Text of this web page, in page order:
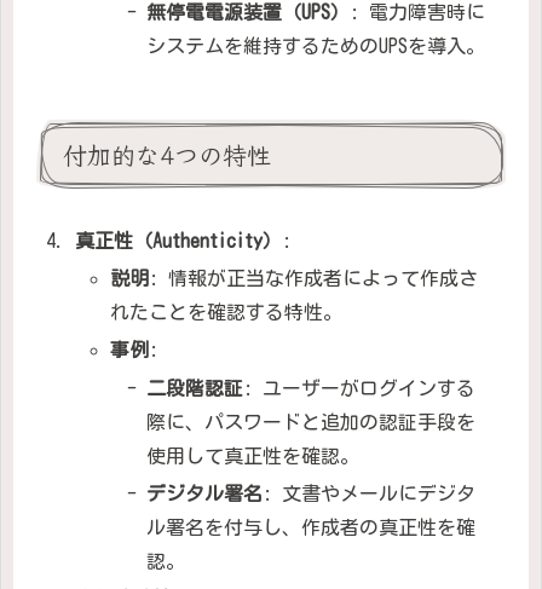
無停電電源装置（UPS）
: 電力障害時に
システムを維持するためのUPSを導入。
付加的な4つの特性
真正性（Authenticity）
:
説明 : 情報が正当な作成者によって作成さ
れたことを確認する特性。
事例 :
二段階認証 : ユーザーがログインする
際に、パスワードと追加の認証手段を
使用して真正性を確認。
デジタル署名 : 文書やメールにデジタ
ル署名を付与し、作成者の真正性を確
認。